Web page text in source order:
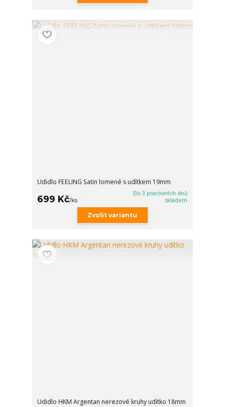
Udidlo FEELING Satin lomené s udítkem 19mm
699 Kč/ks
Do 3 pracovních dnů
skladem
Zvolit variantu
Udidlo HKM Argentan nerezové kruhy udítko 18mm